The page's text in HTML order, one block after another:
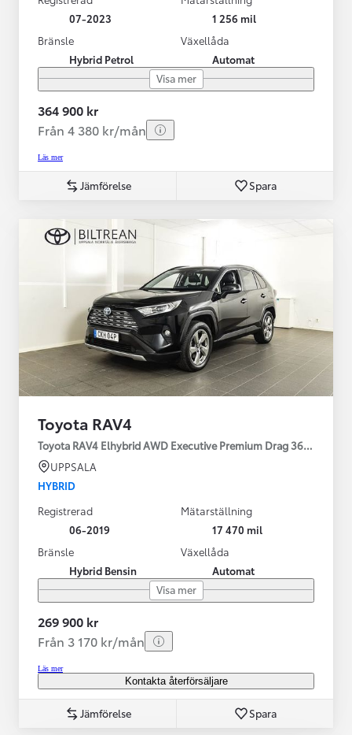
07-2023
1 256 mil
Bränsle
Hybrid Petrol
Växellåda
Automat
Visa mer
364 900 kr
Från 4 380 kr/mån
Läs mer
Jämförelse Spara
Toyota RAV4
Toyota RAV4 Elhybrid AWD Executive Premium Drag 360-kamera
UPPSALA
HYBRID
Registrerad
06-2019
Mätarställning
17 470 mil
Bränsle
Hybrid Bensin
Växellåda
Automat
Visa mer
269 900 kr
Från 3 170 kr/mån
Läs mer
Kontakta återförsäljare
Jämförelse Spara